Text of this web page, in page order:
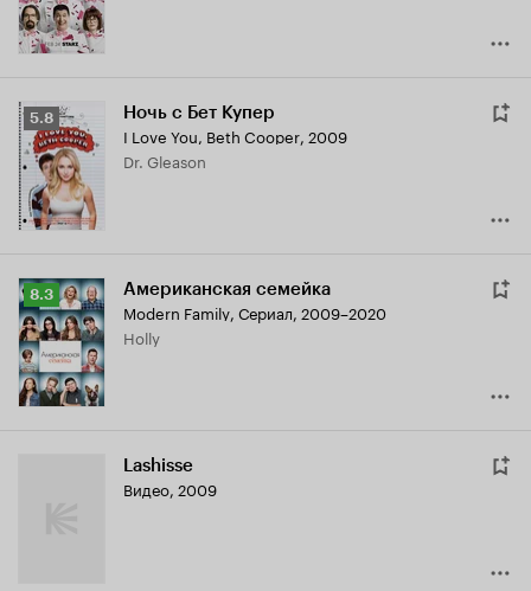
Рейтинг
Кинопоиска
5.8
5.8 Ночь с Бет Купер
I Love You, Beth Cooper, 2009
Dr. Gleason
Рейтинг
Кинопоиска
8.3
8.3 Американская семейка
Modern Family, Сериал, 2009–2020
Holly
Lashisse
Видео, 2009